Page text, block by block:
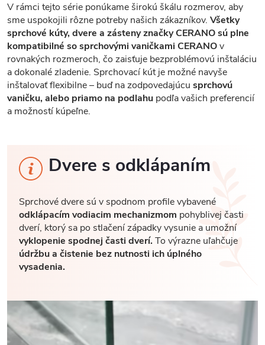
V rámci tejto série ponúkame širokú škálu rozmerov, aby
sme uspokojili rôzne potreby našich zákazníkov. Všetky
sprchové kúty, dvere a zásteny značky CERANO sú plne
kompatibilné so sprchovými vaničkami CERANOv
rovnakých rozmeroch, čo zaisťuje bezproblémovú inštaláciu
a dokonalé zladenie. Sprchovací kút je možné navyše
inštalovať flexibilne – buď na zodpovedajúcu sprchovú
vaničku, alebo priamo na podlahu podľa vašich preferencií
a možností kúpeľne.
Dvere s odklápaním
Sprchové dvere sú v spodnom profile vybavené
odklápacím vodiacim mechanizmom pohyblivej časti
dverí, ktorý sa po stlačení západky vysunie a umožní
vyklopenie spodnej časti dverí.To výrazne uľahčuje
údržbu a čistenie bez nutnosti ich úplného
vysadenia.